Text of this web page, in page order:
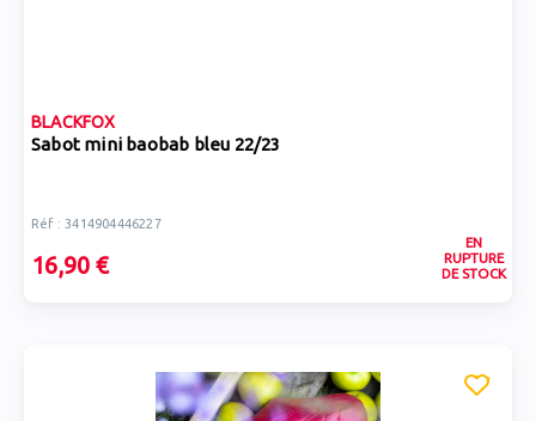
BLACKFOX
Sabot mini baobab bleu 22/23
Réf : 3414904446227
16,90 €
EN
RUPTURE
DE STOCK